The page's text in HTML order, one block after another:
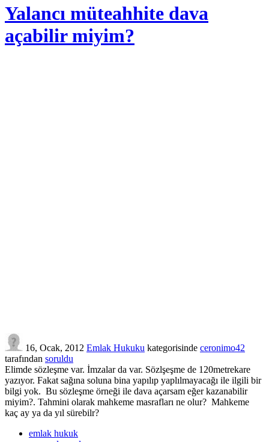
Yalancı müteahhite dava
açabilir miyim?
16, Ocak, 2012 Emlak Hukuku kategorisinde ceronimo42
tarafından soruldu
Elimde sözleşme var. İmzalar da var. Sözlşeşme de 120metrekare
yazıyor. Fakat sağına soluna bina yapılıp yaplılmayacağı ile ilgili bir
bilgi yok. Bu sözleşme örneği ile dava açarsam eğer kazanabilir
miyim?. Tahmini olarak mahkeme masrafları ne olur? Mahkeme
kaç ay ya da yıl sürebilr?
emlak hukuk